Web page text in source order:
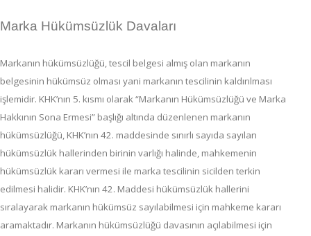
Marka Hükümsüzlük Davaları
Markanın hükümsüzlüğü, tescil belgesi almış olan markanın
belgesinin hükümsüz olması yani markanın tescilinin kaldırılması
işlemidir. KHK’nın 5. kısmı olarak “Markanın Hükümsüzlüğü ve Marka
Hakkının Sona Ermesi” başlığı altında düzenlenen markanın
hükümsüzlüğü, KHK’nın 42. maddesinde sınırlı sayıda sayılan
hükümsüzlük hallerinden birinin varlığı halinde, mahkemenin
hükümsüzlük kararı vermesi ile marka tescilinin sicilden terkin
edilmesi halidir. KHK’nın 42. Maddesi hükümsüzlük hallerini
sıralayarak markanın hükümsüz sayılabilmesi için mahkeme kararı
aramaktadır. Markanın hükümsüzlüğü davasının açılabilmesi için